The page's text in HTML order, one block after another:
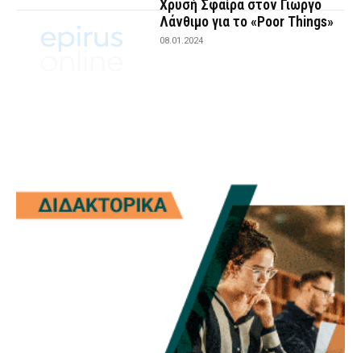
Χρυσή Σφαίρα στον Γιώργο
Λάνθιμο για το «Poor Things»
08.01.2024